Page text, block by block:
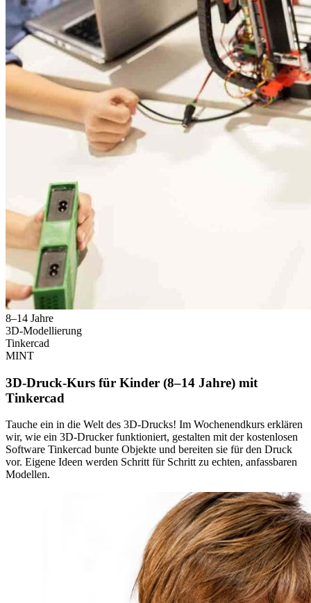
8–14 Jahre
3D-Modellierung
Tinkercad
MINT
3D-Druck-Kurs für Kinder (8–14 Jahre) mit
Tinkercad
Tauche ein in die Welt des 3D-Drucks! Im Wochenendkurs erklären
wir, wie ein 3D-Drucker funktioniert, gestalten mit der kostenlosen
Software Tinkercad bunte Objekte und bereiten sie für den Druck
vor. Eigene Ideen werden Schritt für Schritt zu echten, anfassbaren
Modellen.